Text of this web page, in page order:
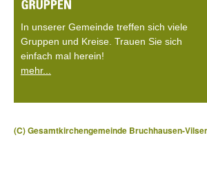
In unserer Gemeinde treffen sich viele
Gruppen und Kreise. Trauen Sie sich
einfach mal herein!
mehr...
(C) Gesamtkirchengemeinde Bruchhausen-